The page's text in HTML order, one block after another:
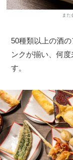
また
50種類以上の酒
ンクが揃い、何
す。